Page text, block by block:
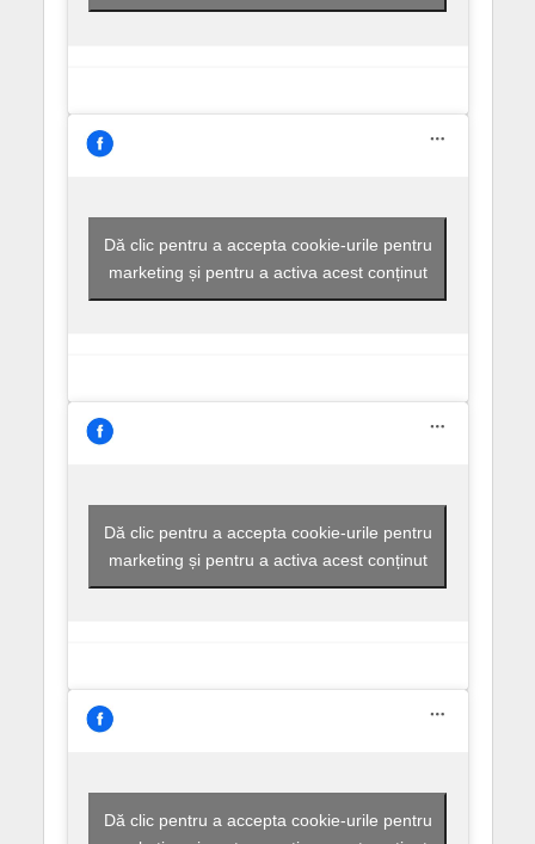
Dă clic pentru a accepta cookie-urile pentru
marketing și pentru a activa acest conținut
Dă clic pentru a accepta cookie-urile pentru
marketing și pentru a activa acest conținut
Dă clic pentru a accepta cookie-urile pentru